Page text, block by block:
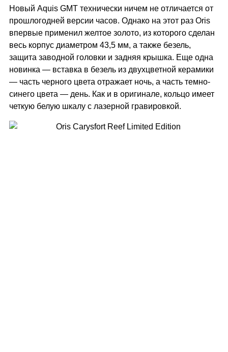
Новый Aquis GMT технически ничем не отличается от
прошлогодней версии часов. Однако на этот раз Oris
впервые применил желтое золото, из которого сделан
весь корпус диаметром 43,5 мм, а также безель,
защита заводной головки и задняя крышка. Еще одна
новинка — вставка в безель из двухцветной керамики
— часть черного цвета отражает ночь, а часть темно-
синего цвета — день. Как и в оригинале, кольцо имеет
четкую белую шкалу с лазерной гравировкой.